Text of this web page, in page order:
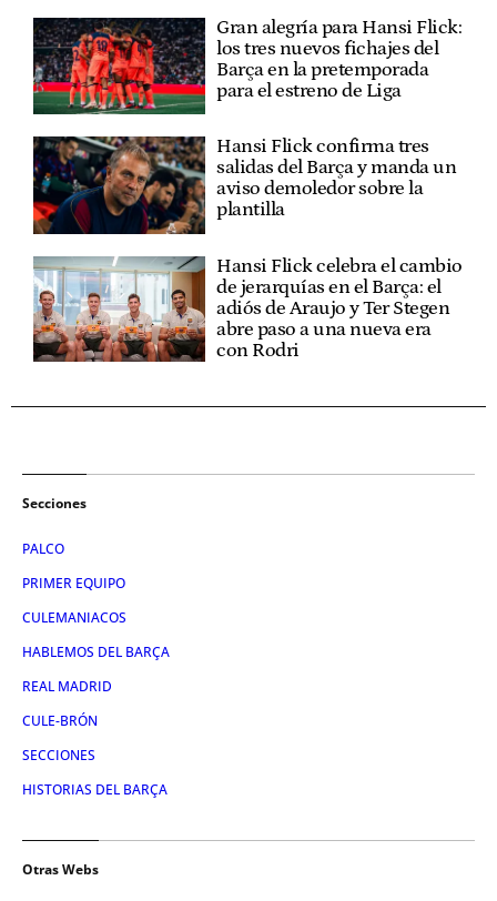
Gran alegría para Hansi Flick:
los tres nuevos fichajes del
Barça en la pretemporada
para el estreno de Liga
Hansi Flick confirma tres
salidas del Barça y manda un
aviso demoledor sobre la
plantilla
Hansi Flick celebra el cambio
de jerarquías en el Barça: el
adiós de Araujo y Ter Stegen
abre paso a una nueva era
con Rodri
Secciones
PALCO
PRIMER EQUIPO
CULEMANIACOS
HABLEMOS DEL BARÇA
REAL MADRID
CULE-BRÓN
SECCIONES
HISTORIAS DEL BARÇA
Otras Webs